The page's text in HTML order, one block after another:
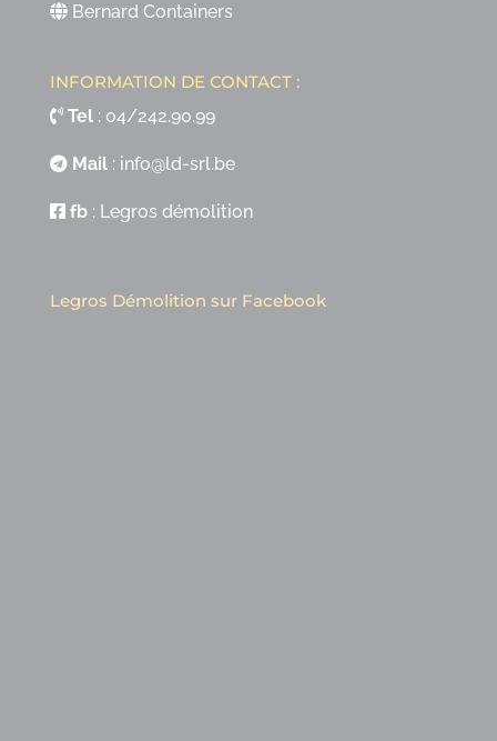
Bernard Containers
INFORMATION DE CONTACT :
Tel: 04/242.90.99
Mail: info@ld-srl.be
fb: Legros démolition
Legros Démolition sur Facebook